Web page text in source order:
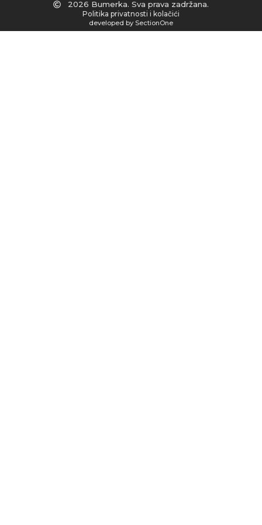
2026 Bumerka. Sva prava zadržana.
Politika privatnosti i kolačići
developed by SectionOne